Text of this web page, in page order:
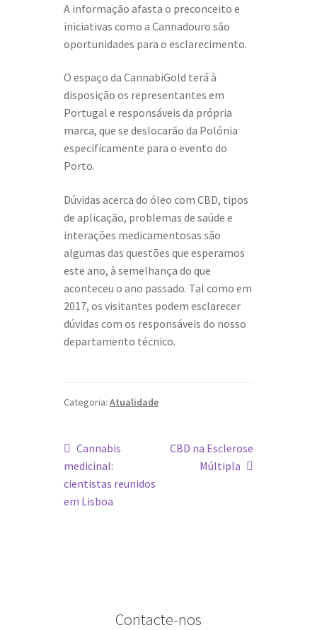
A informação afasta o preconceito e
iniciativas como a Cannadouro são
oportunidades para o esclarecimento.
O espaço da CannabiGold terá à
disposição os representantes em
Portugal e responsáveis da própria
marca, que se deslocarão da Polónia
especificamente para o evento do
Porto.
Dúvidas acerca do óleo com CBD, tipos
de aplicação, problemas de saúde e
interações medicamentosas são
algumas das questões que esperamos
este ano, à semelhança do que
aconteceu o ano passado. Tal como em
2017, os visitantes podem esclarecer
dúvidas com os responsáveis do nosso
departamento técnico.
Categoria: Atualidade
Navegação
de
artigos
Artigo
anterior:
Cannabis
medicinal:
cientistas reunidos
em Lisboa
Artigo
seguinte:
CBD na Esclerose
Múltipla
Contacte-nos